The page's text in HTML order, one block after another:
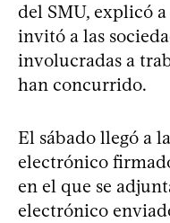
del SMU, explicó a
invitó a las
involucradas a
han concurrido.
El sábado llegó a
electrónico
en el que se
electrónico